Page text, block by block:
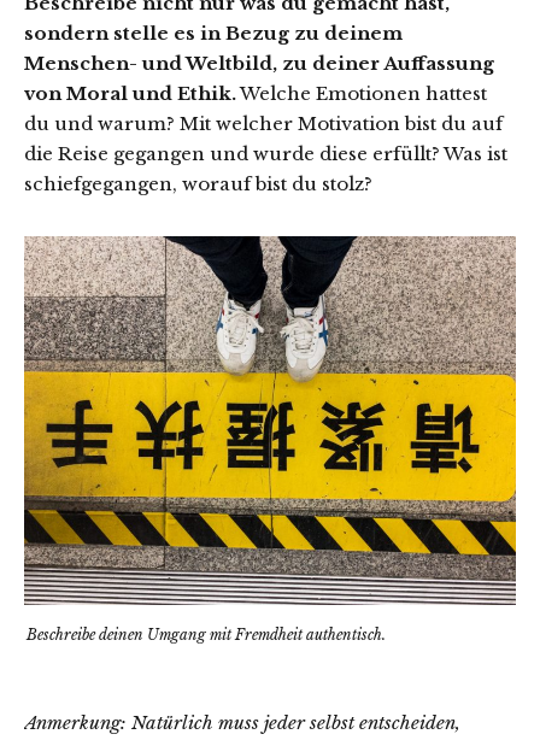
sondern stelle es in Bezug zu deinem
Menschen- und Weltbild, zu deiner Auffassung
von Moral und Ethik.Welche Emotionen hattest
du und warum? Mit welcher Motivation bist du auf
die Reise gegangen und wurde diese erfüllt? Was ist
schiefgegangen, worauf bist du stolz?
Beschreibe deinen Umgang mit Fremdheit authentisch.
Anmerkung: Natürlich muss jeder selbst entscheiden,